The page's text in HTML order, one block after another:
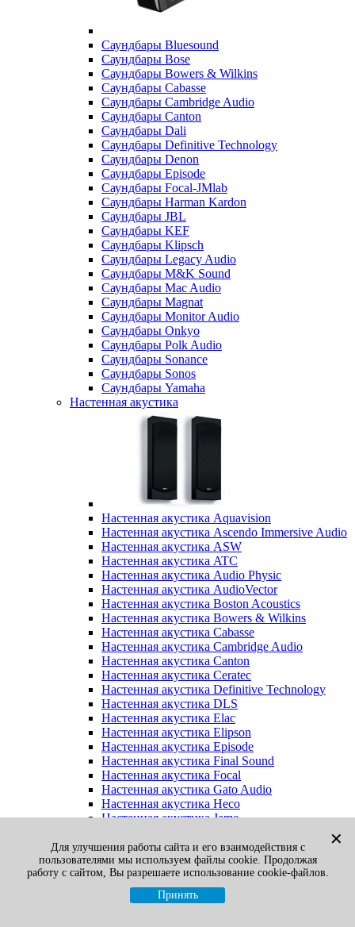
Саундбары Bluesound
Саундбары Bose
Саундбары Bowers & Wilkins
Саундбары Cabasse
Саундбары Cambridge Audio
Саундбары Canton
Саундбары Dali
Саундбары Definitive Technology
Саундбары Denon
Саундбары Episode
Саундбары Focal-JMlab
Саундбары Harman Kardon
Саундбары JBL
Саундбары KEF
Саундбары Klipsch
Саундбары Legacy Audio
Саундбары M&K Sound
Саундбары Mac Audio
Саундбары Magnat
Саундбары Monitor Audio
Саундбары Onkyo
Саундбары Polk Audio
Саундбары Sonance
Саундбары Sonos
Саундбары Yamaha
Настенная акустика
Настенная акустика Aquavision
Настенная акустика Ascendo Immersive Audio
Настенная акустика ASW
Настенная акустика ATC
Настенная акустика Audio Physic
Настенная акустика AudioVector
Настенная акустика Boston Acoustics
Настенная акустика Bowers & Wilkins
Настенная акустика Cabasse
Настенная акустика Cambridge Audio
Настенная акустика Canton
Настенная акустика Ceratec
Настенная акустика Definitive Technology
Настенная акустика DLS
Настенная акустика Elac
Настенная акустика Elipson
Настенная акустика Episode
Настенная акустика Final Sound
Настенная акустика Focal
Настенная акустика Gato Audio
Настенная акустика Heco
Настенная акустика Jamo
Настенная акустика Klipsch
Настенная акустика Legacy
Настенная акустика M&K Sound
Настенная акустика Martin Logan
Настенная акустика McIntosh
✕
Для улучшения работы сайта и его взаимодействия с
пользователями мы используем файлы cookie. Продолжая
работу с сайтом, Вы разрешаете использование cookie-файлов.
Принять